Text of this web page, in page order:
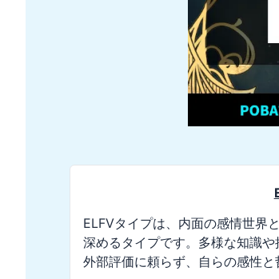
ELFVタイプは、内面の感情世界
深めるタイプです。多様な知識
外部評価に頼らず、自らの感性